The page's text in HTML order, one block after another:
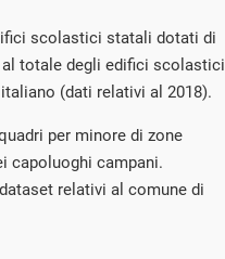
scolastici statali dotati di
totale degli edifici scolastici
(dati relativi al 2018).
per minore di zone
capoluoghi campani.
relativi al comune di